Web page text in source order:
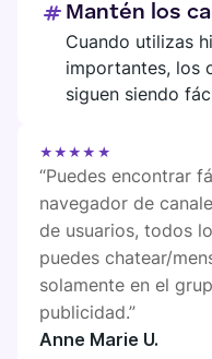
Mantén los
Cuando utilizas
importantes, los
siguen siendo
★★★★★
“Puedes encontrar
navegador de
de usuarios, todos
puedes chatear/
solamente en el
publicidad.”
Anne Marie U.